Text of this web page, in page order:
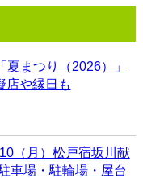
夏まつり（2026）」
店や縁日も
（月）松戸宿坂川献
車場・駐輪場・屋台